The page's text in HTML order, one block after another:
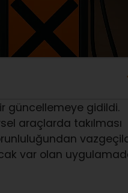
güncellemeye gidildi.
araçlarda takılması
var olan